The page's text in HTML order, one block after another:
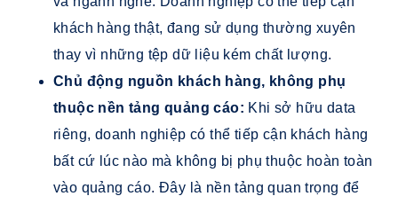
khách hàng thật, đang sử dụng thường xuyên
thay vì những tệp dữ liệu kém chất lượng.
Chủ động nguồn khách hàng, không phụ
thuộc nền tảng quảng cáo: Khi sở hữu data
riêng, doanh nghiệp có thể tiếp cận khách hàng
bất cứ lúc nào mà không bị phụ thuộc hoàn toàn
vào quảng cáo. Đây là nền tảng quan trọng để